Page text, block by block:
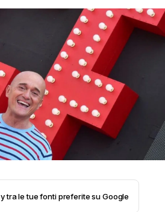
tra le tue fonti preferite su Google